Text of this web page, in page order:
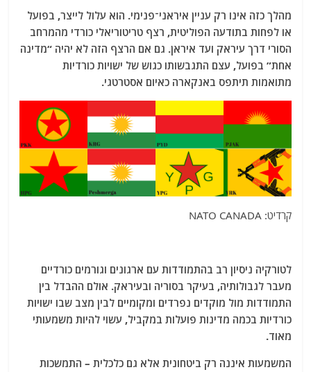
מהלך כזה אינו רק עניין איראני־פנימי. הוא עלול לייצר, בפועל
או לפחות בתודעה הפוליטית, רצף טריטוריאלי כורדי מהמרחב
הסורי דרך עיראק ועד איראן. גם אם הרצף הזה לא יהיה “מדינה
אחת” בפועל, עצם התגבשותו כגוש של ישויות כורדיות
מתואמות תיתפס באנקארה כאיום אסטרטגי.
קרדיט: NATO CANADA
לטורקיה ניסיון רב בהתמודדות עם ארגונים וגורמים כורדיים
מעבר לגבולותיה, בעיקר בסוריה ובעיראק. אולם ההבדל בין
התמודדות מול מוקדים נפרדים ומקומיים לבין מצב שבו ישויות
כורדיות בכמה מדינות פועלות במקביל, עשוי להיות משמעותי
מאוד.
המשמעות איננה רק ביטחונית אלא גם כלכלית – התמשכות